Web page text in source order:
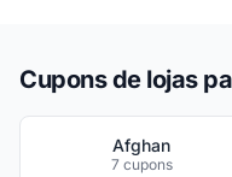
Cupons de lojas
Afghan
7 cupons